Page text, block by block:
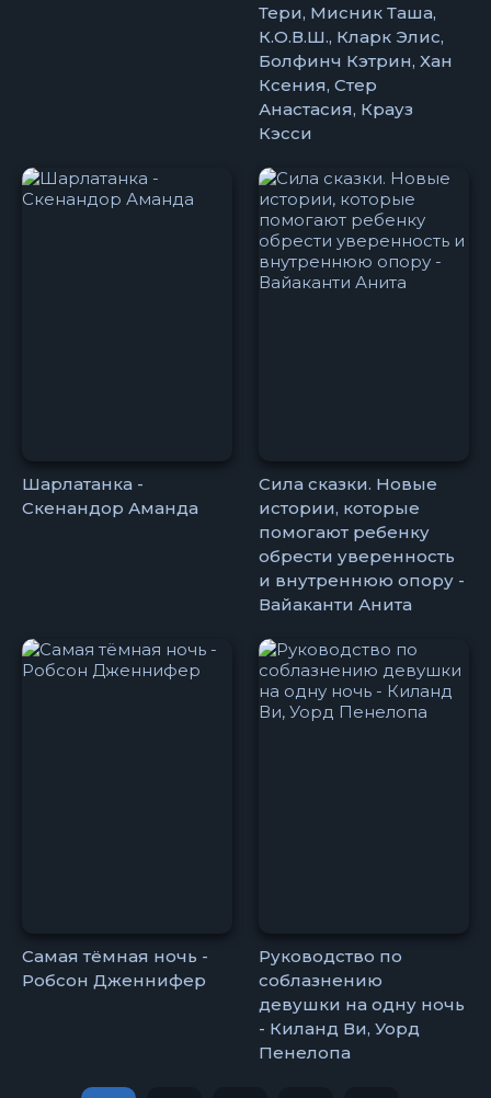
Тери, Мисник Таша,
К.О.В.Ш., Кларк Элис,
Болфинч Кэтрин, Хан
Ксения, Стер
Анастасия, Крауз
Кэсси
Шарлатанка -
Скенандор Аманда
Сила сказки. Новые
истории, которые
помогают ребенку
обрести уверенность
и внутреннюю опору -
Вайаканти Анита
Самая тёмная ночь -
Робсон Дженнифер
Руководство по
соблазнению
девушки на одну ночь
- Киланд Ви, Уорд
Пенелопа